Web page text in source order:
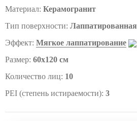
Материал: Керамогранит
Тип поверхности: Лаппатированная
Эффект: Мягкое лаппатирование
Размер: 60x120 см
Количество лиц: 10
PEI (степень истираемости): 3